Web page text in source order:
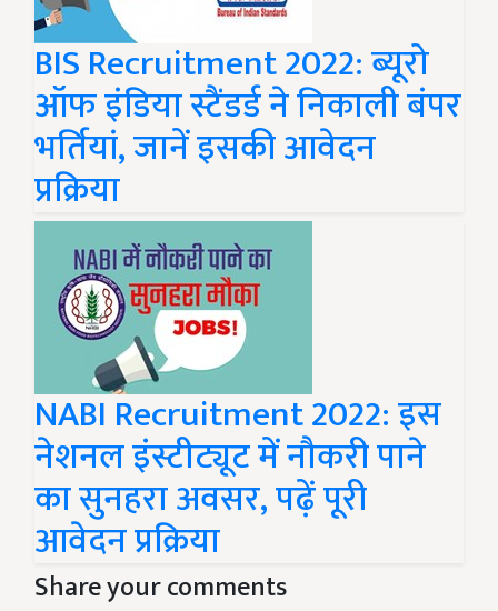
BIS Recruitment 2022: ब्यूरो
ऑफ इंडिया स्टैंडर्ड ने निकाली बंपर
भर्तियां, जानें इसकी आवेदन
प्रक्रिया
NABI Recruitment 2022: इस
नेशनल इंस्टीट्यूट में नौकरी पाने
का सुनहरा अवसर, पढ़ें पूरी
आवेदन प्रक्रिया
Share your comments